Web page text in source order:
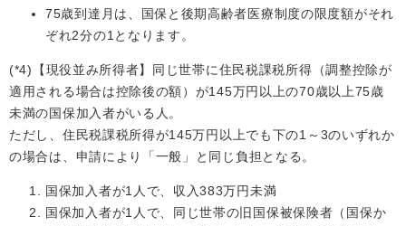
75歳到達月は、国保と後期高齢者医療制度の限度額がそれ
ぞれ2分の1となります。
(*4)【現役並み所得者】同じ世帯に住民税課税所得（調整控除が
適用される場合は控除後の額）が145万円以上の70歳以上75歳
未満の国保加入者がいる人。
ただし、住民税課税所得が145万円以上でも下の1～3のいずれか
の場合は、申請により「一般」と同じ負担となる。
国保加入者が1人で、収入383万円未満
国保加入者が1人で、同じ世帯の旧国保被保険者（国保か